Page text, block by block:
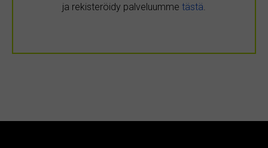
ja rekisteröidy palveluumme tästä